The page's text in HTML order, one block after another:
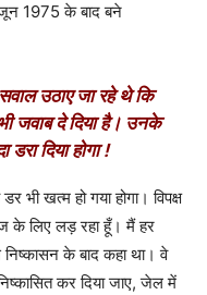
जून 1975 के बाद बने
उठाए जा रहे थे कि
जवाब दे दिया है। उनके
दिया होगा !
खत्म हो गया होगा। विपक्ष
के लिए लड़ रहा हूँ। मैं हर
के बाद कहा था। वे
कर दिया जाए, जेल में